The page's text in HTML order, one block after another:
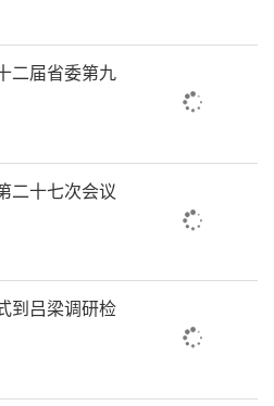
二届省委第九
二十七次会议
到吕梁调研检